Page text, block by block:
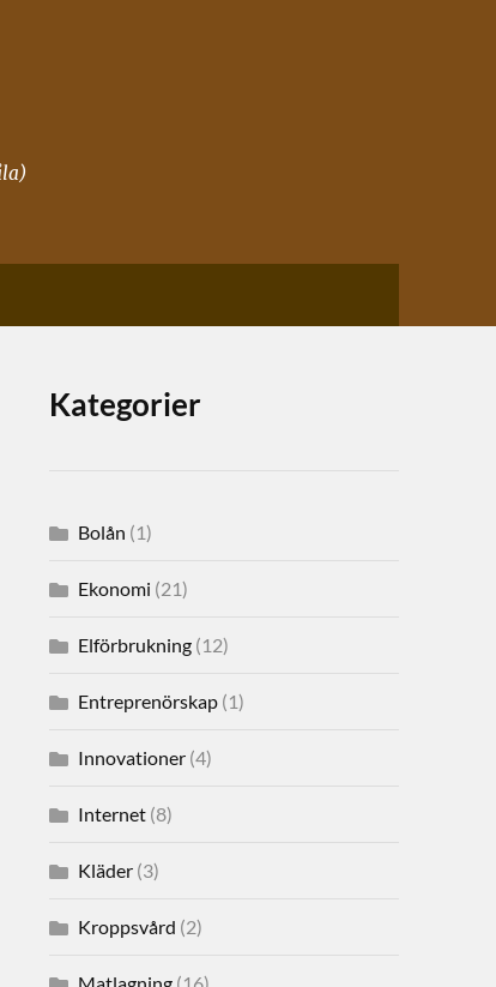
Kategorier
Bolån (1)
Ekonomi (21)
Elförbrukning(12)
Entreprenörskap(1)
Innovationer(4)
Internet(8)
Kläder(3)
Kroppsvård (2)